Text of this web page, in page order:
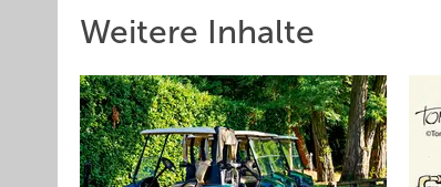
Weitere Inhalte